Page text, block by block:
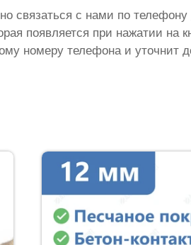
связаться с нами по телефону
появляется при нажатии на
номеру телефона и уточнит